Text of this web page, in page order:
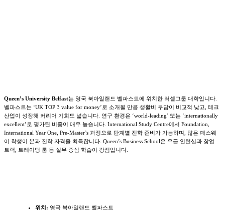
Queen’s University Belfast는 영국 북아일랜드 벨파스트에 위치한 러셀그룹 대학입니다.
벨파스트는 ‘UK TOP 3 value for money’로 소개될 만큼 생활비 부담이 비교적 낮고, 테크
산업이 성장해 커리어 기회도 넓습니다. 연구 환경은 ‘world-leading’ 또는 ‘internationally
excellent’로 평가된 비중이 매우 높습니다. International Study Centre에서 Foundation,
International Year One, Pre-Master’s 과정으로 단계별 진학 준비가 가능하며, 많은 패스웨
이 학생이 본과 진학 자격을 획득합니다. Queen’s Business School은 유급 인턴십과 창업
트랙, 트레이딩 룸 등 실무 중심 학습이 강점입니다.
위치: 영국 북아일랜드 벨파스트